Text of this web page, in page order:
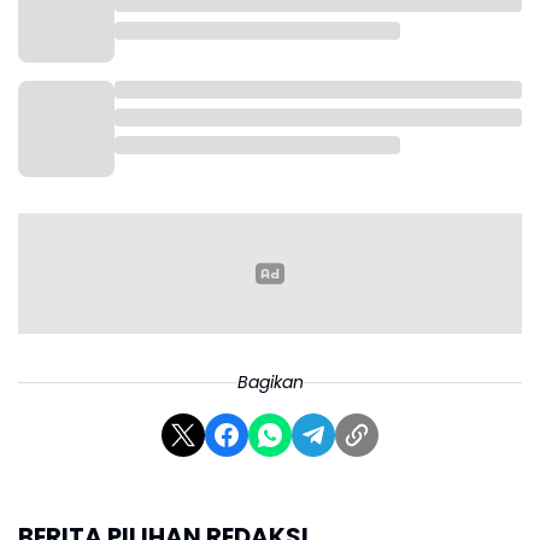
pemerintah dalam rilis visualnya.
Berikut adalah rincian jadwal krusial bagi para
• One Way: Dimulai 17 Maret (pukul 12.00) hingga 20
KM 47 hingga Kalikangkung KM 414 pada periode
dan 22 Maret untuk mengantisipasi sisa gelombang
Strategi Arus Balik
Untuk fase arus balik, konsentrasi pengamanan akan
Bagikan